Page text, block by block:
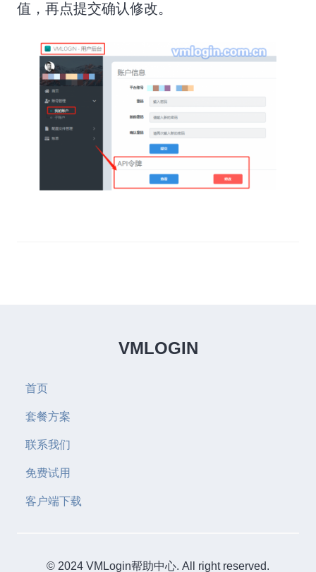
值，再点提交确认修改。
VMLOGIN
首页
套餐方案
联系我们
免费试用
客户端下载
© 2024 VMLogin帮助中心. All right reserved.